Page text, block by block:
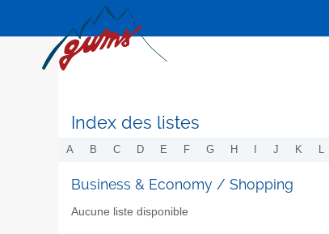
Index des listes
A B C D E F G H J K L
Business & Economy / Shopping
Aucune liste disponible